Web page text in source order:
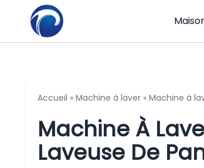
Accueil » Machine à laver » Machine à
Machine À
Laveuse De